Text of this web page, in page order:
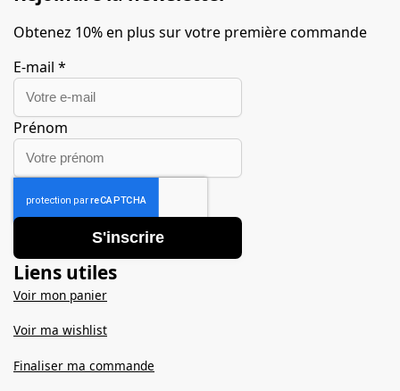
Obtenez 10% en plus sur votre première commande
E-mail *
Prénom
S'inscrire
Liens utiles
Voir mon panier
Voir ma wishlist
Finaliser ma commande